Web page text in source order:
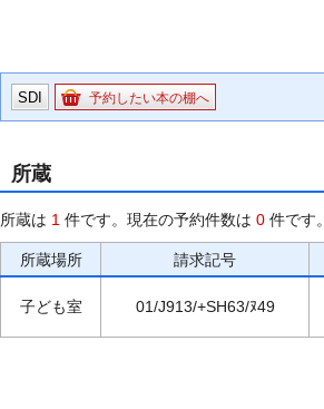
SDI 予約したい本の棚へ
所蔵
所蔵は 1 件です。現在の予約件数は 0 件です。
所蔵場所 請求記号
子ども室 01/J913/+SH63/ﾇ49